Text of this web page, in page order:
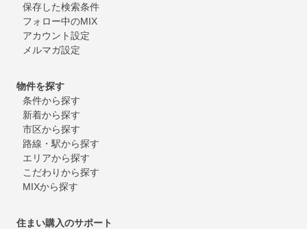
保存した検索条件
フォロー中のMIX
アカウント設定
メルマガ設定
物件を探す
条件から探す
新着から探す
市区から探す
路線・駅から探す
エリアから探す
こだわりから探す
MIXから探す
住まい購入のサポート